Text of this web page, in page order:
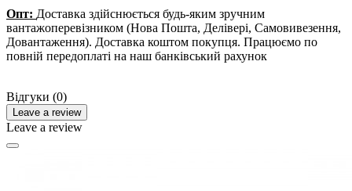
Опт: Доставка здійснюється будь-яким зручним
вантажоперевізником (Нова Пошта, Делівері, Самовивезення,
Довантаження). Доставка коштом покупця. Працюємо по
повній передоплаті на наш банківський рахунок
Відгуки (0)
Leave a review
Leave a review